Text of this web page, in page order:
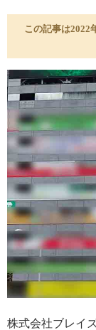
この記事は2022
株式会社ブレイ